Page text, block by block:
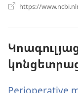
https://